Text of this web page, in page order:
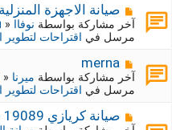
ةج
د
ي
ة
م
ش
ر
ك
ة
ج
د
ي
د
صيانة الاجهزة المنزلية
آخر مشاركة بواسطة نوفاا«
مرسل في اقتراحات لتطوير
م
ش
ر
ك
ة
merna
آخر مشاركة بواسطة ميرنا«
مرسل في اقتراحات لتطوير
م
ش
صيانة كريازي 19089 - 15472